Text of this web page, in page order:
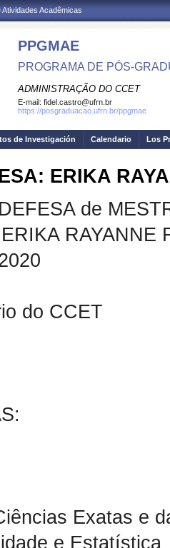
Acadêmicas
PPGMAE
PROGRAMA DE PÓS-
ADMINISTRAÇÃO DO CCET
E-mail: fidel.castro@ufrn.br
https://posgraduacao.ufrn.br/ppgmae
de Investigación Calendario Los
ERIKA
de
RAYANNE
do CCET
Exatas e
e Estatística